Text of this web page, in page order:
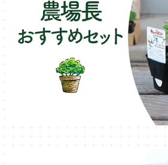
イチゴをおいしく育てたい
マロウ・ハーブ苗
ヒソップ・ハーブ苗
オレガノ・ハーブ苗
樹脂製 / プラ製プランター
ファイバー製プランター
ブリキ製プランター
オーニング
シェード
テーブル・チェア・ベンチ